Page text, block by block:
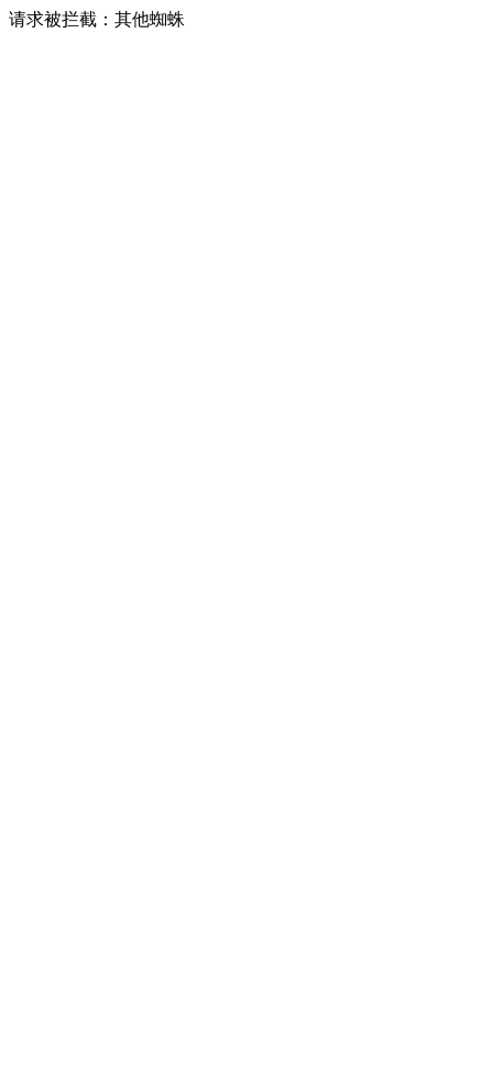
请求被拦截：其他蜘蛛